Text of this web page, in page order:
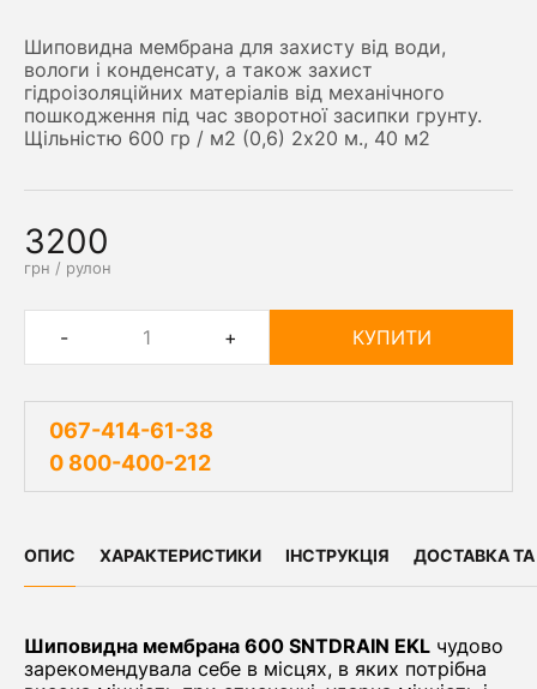
Шиповидна мембрана для захисту від води,
вологи і конденсату, а також захист
гідроізоляційних матеріалів від механічного
пошкодження під час зворотної засипки грунту.
Щільністю 600 гр / м2 (0,6) 2х20 м., 40 м2
3200
грн / рулон
- + КУПИТИ
067-414-61-38
0 800-400-212
ОПИС ХАРАКТЕРИСТИКИ ІНСТРУКЦІЯ ДОСТАВКА
Шиповидна мембрана 600 SNTDRAIN EKL чудово
зарекомендувала себе в місцях, в яких потрібна